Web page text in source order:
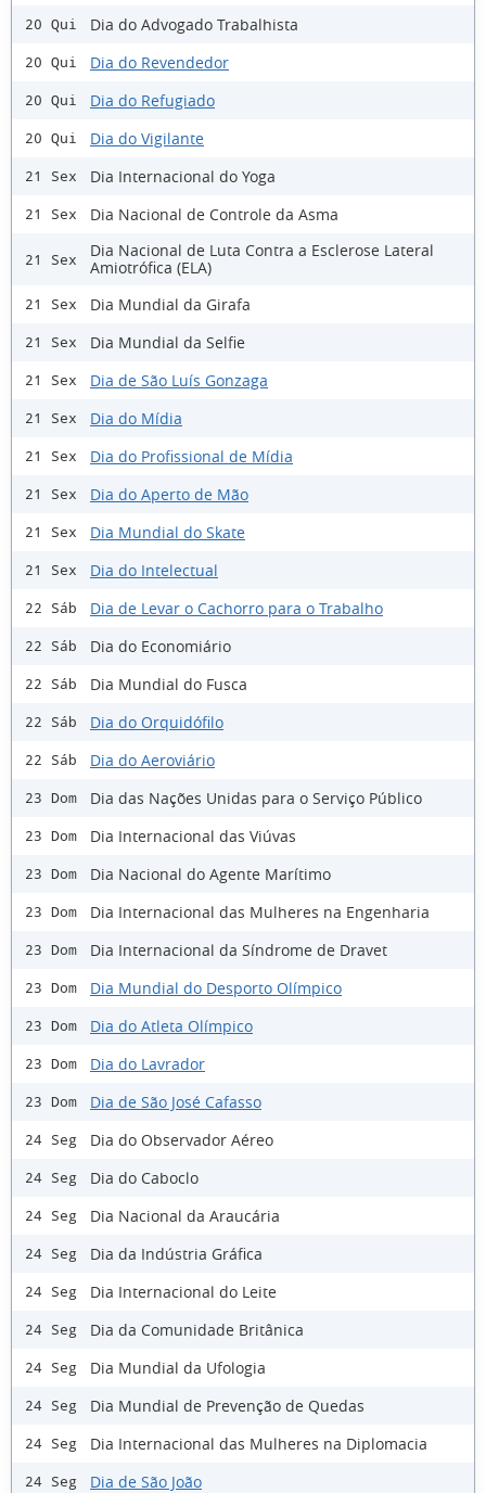
20 Qui Dia do Advogado Trabalhista
20 Qui Dia do Revendedor
20 Qui Dia do Refugiado
20 Qui Dia do Vigilante
21 Sex Dia Internacional do Yoga
21 Sex Dia Nacional de Controle da Asma
21 Sex
Dia Nacional de Luta Contra a Esclerose Lateral
Amiotrófica (ELA)
21 Sex Dia Mundial da Girafa
21 Sex Dia Mundial da Selfie
21 Sex Dia de São Luís Gonzaga
21 Sex Dia do Mídia
21 Sex Dia do Profissional de Mídia
21 Sex Dia do Aperto de Mão
21 Sex Dia Mundial do Skate
21 Sex Dia do Intelectual
22 Sáb Dia de Levar o Cachorro para o Trabalho
22 Sáb Dia do Economiário
22 Sáb Dia Mundial do Fusca
22 Sáb Dia do Orquidófilo
22 Sáb Dia do Aeroviário
23 Dom Dia das Nações Unidas para o Serviço Público
23 Dom Dia Internacional das Viúvas
23 Dom Dia Nacional do Agente Marítimo
23 Dom Dia Internacional das Mulheres na Engenharia
23 Dom Dia Internacional da Síndrome de Dravet
23 Dom Dia Mundial do Desporto Olímpico
23 Dom Dia do Atleta Olímpico
23 Dom Dia do Lavrador
23 Dom Dia de São José Cafasso
24 Seg Dia do Observador Aéreo
24 Seg Dia do Caboclo
24 Seg Dia Nacional da Araucária
24 Seg Dia da Indústria Gráfica
24 Seg Dia Internacional do Leite
24 Seg Dia da Comunidade Britânica
24 Seg Dia Mundial da Ufologia
24 Seg Dia Mundial de Prevenção de Quedas
24 Seg Dia Internacional das Mulheres na Diplomacia
24 Seg Dia de São João